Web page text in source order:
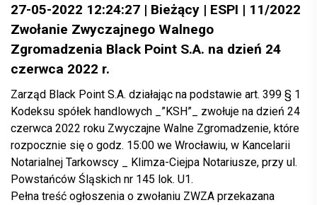
27-05-2022 12:24:27 | Bieżący | ESPI | 11/2022
Zwołanie Zwyczajnego Walnego
Zgromadzenia Black Point S.A. na dzień 24
czerwca 2022 r.
Zarząd Black Point S.A. działając na podstawie art. 399 § 1
Kodeksu spółek handlowych _”KSH”_ zwołuje na dzień 24
czerwca 2022 roku Zwyczajne Walne Zgromadzenie, które
rozpocznie się o godz. 15:00 we Wrocławiu, w Kancelarii
Notarialnej Tarkowscy _ Klimza-Ciejpa Notariusze, przy ul.
Powstańców Śląskich nr 145 lok. U1.
Pełna treść ogłoszenia o zwołaniu ZWZA przekazana